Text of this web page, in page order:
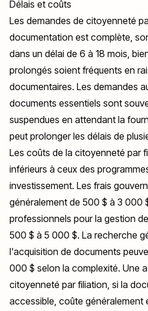
Délais et coûts
Les demandes de citoyenneté
documentation est complète,
dans un délai de 6 à 18 mois,
prolongés soient fréquents en
documentaires. Les demandes
documents essentiels sont
suspendues en attendant la
peut prolonger les délais de
Les coûts de la citoyenneté par
inférieurs à ceux des
investissement. Les frais
généralement de 500 $ à 3 000
professionnels pour la gestion
500 $ à 5 000 $. La recherche
l'acquisition de documents
000 $ selon la complexité. Une
citoyenneté par filiation, si la
accessible, coûte généralement